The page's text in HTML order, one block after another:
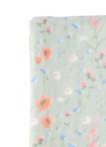
FRITID
VERKTØY
INTERIØR
TEKSTIL